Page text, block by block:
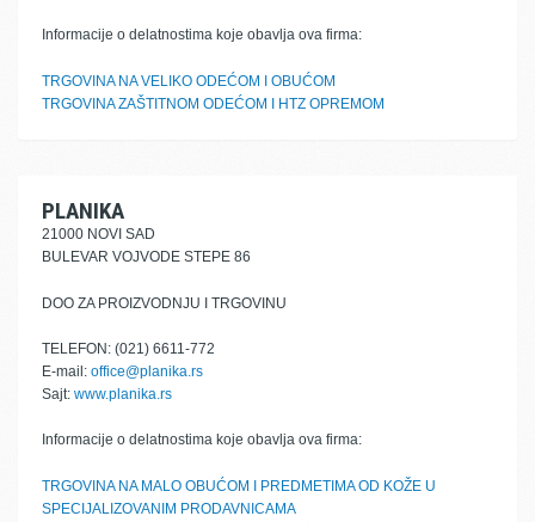
Informacije o delatnostima koje obavlja ova firma:
TRGOVINA NA VELIKO ODEĆOM I OBUĆOM
TRGOVINA ZAŠTITNOM ODEĆOM I HTZ OPREMOM
PLANIKA
21000 NOVI SAD
BULEVAR VOJVODE STEPE 86
DOO ZA PROIZVODNJU I TRGOVINU
TELEFON: (021) 6611-772
E-mail: office@planika.rs
Sajt: www.planika.rs
Informacije o delatnostima koje obavlja ova firma:
TRGOVINA NA MALO OBUĆOM I PREDMETIMA OD KOŽE U
SPECIJALIZOVANIM PRODAVNICAMA